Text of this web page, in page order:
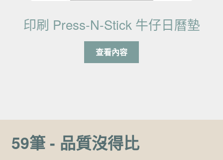
印刷 Press-N-Stick 牛仔日曆墊
查看內容
59筆 - 品質沒得比